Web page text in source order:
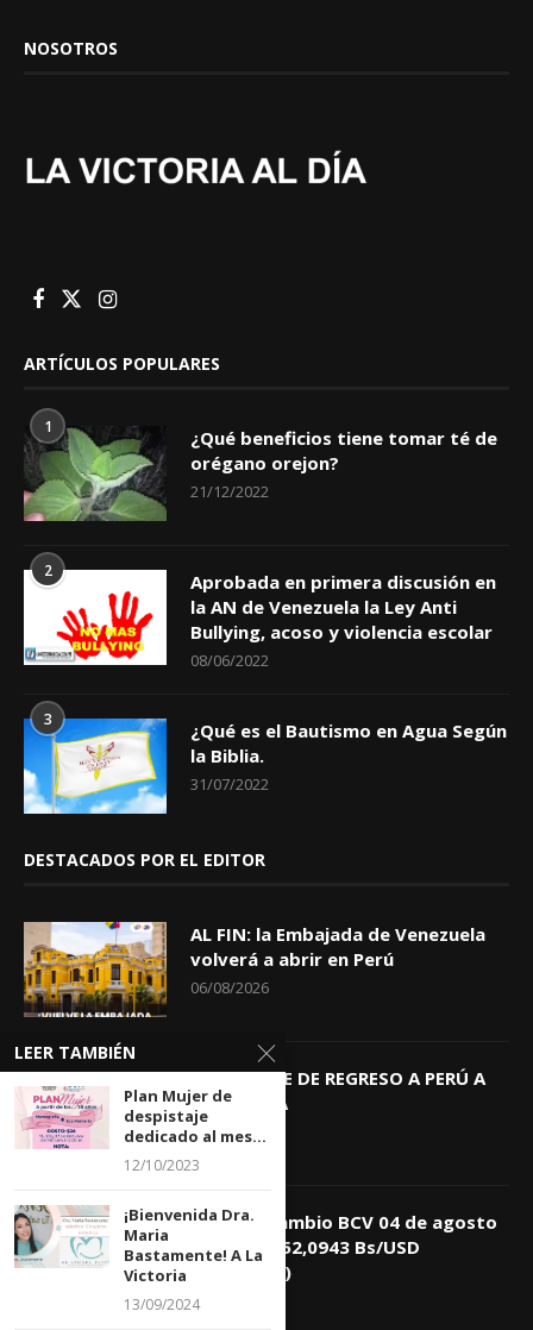
NOSOTROS
ARTÍCULOS POPULARES
1
¿Qué beneficios tiene tomar té de
orégano orejon?
21/12/2022
2
Aprobada en primera discusión en
la AN de Venezuela la Ley Anti
Bullying, acoso y violencia escolar
08/06/2022
3
¿Qué es el Bautismo en Agua Según
la Biblia.
31/07/2022
DESTACADOS POR EL EDITOR
AL FIN: la Embajada de Venezuela
volverá a abrir en Perú
06/08/2026
KEIKO TRAE DE REGRESO A PERÚ A
GIOVANNA
04/08/2026
Tasa de Cambio BCV 04 de agosto
de 2026: 752,0943 Bs/USD
(+0,4418%)
04/08/2026
LEER TAMBIÉN
Plan Mujer de
despistaje
dedicado al mes...
12/10/2023
¡Bienvenida Dra.
Maria
Bastamente! A La
Victoria
13/09/2024